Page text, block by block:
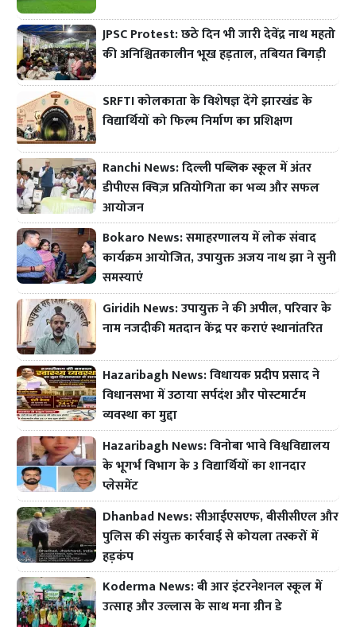
JPSC Protest: छठे दिन भी जारी देवेंद्र नाथ महतो
की अनिश्चितकालीन भूख हड़ताल, तबियत बिगड़ी
SRFTI कोलकाता के विशेषज्ञ देंगे झारखंड के
विद्यार्थियों को फिल्म निर्माण का प्रशिक्षण
Ranchi News: दिल्ली पब्लिक स्कूल में अंतर
डीपीएस क्विज़ प्रतियोगिता का भव्य और सफल
आयोजन
Bokaro News: समाहरणालय में लोक संवाद
कार्यक्रम आयोजित, उपायुक्त अजय नाथ झा ने सुनी
समस्याएं
Giridih News: उपायुक्त ने की अपील, परिवार के
नाम नजदीकी मतदान केंद्र पर कराएं स्थानांतरित
Hazaribagh News: विधायक प्रदीप प्रसाद ने
विधानसभा में उठाया सर्पदंश और पोस्टमार्टम
व्यवस्था का मुद्दा
Hazaribagh News: विनोबा भावे विश्वविद्यालय
के भूगर्भ विभाग के 3 विद्यार्थियों का शानदार
प्लेसमेंट
Dhanbad News: सीआईएसएफ, बीसीसीएल और
पुलिस की संयुक्त कार्रवाई से कोयला तस्करों में
हड़कंप
Koderma News: बी आर इंटरनेशनल स्कूल में
उत्साह और उल्लास के साथ मना ग्रीन डे